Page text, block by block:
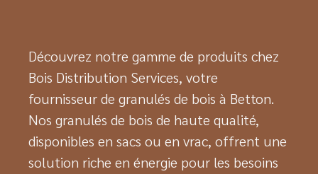
Découvrez notre gamme de produits chez
Bois Distribution Services, votre
fournisseur de granulés de bois à Betton.
Nos granulés de bois de haute qualité,
disponibles en sacs ou en vrac, offrent une
solution riche en énergie pour les besoins